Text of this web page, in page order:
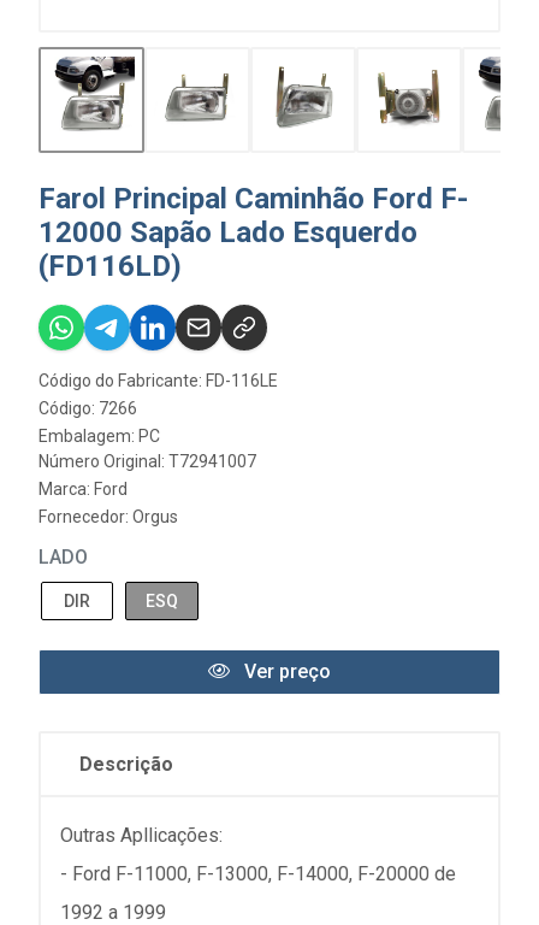
Farol Principal Caminhão Ford F-
12000 Sapão Lado Esquerdo
(FD116LD)
Código do Fabricante: FD-116LE
Código: 7266
Embalagem: PC
Número Original: T72941007
Marca: Ford
Fornecedor: Orgus
LADO
DIR ESQ
Ver preço
Descrição
Outras Apllicações:
- Ford F-11000, F-13000, F-14000, F-20000 de
1992 a 1999